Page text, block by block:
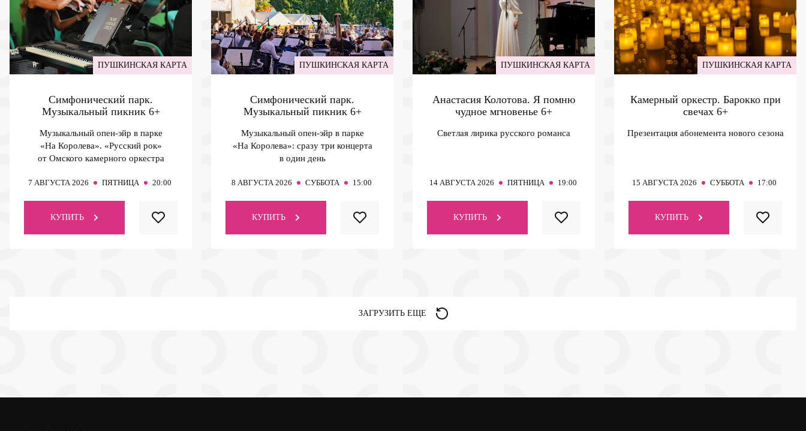
ПУШКИНСКАЯ КАРТА
Симфонический парк.
Музыкальный пикник 6+
Музыкальный опен-эйр в парке
«На Королева». «Русский рок»
от Омского камерного оркестра
7 АВГУСТА 2026 ПЯТНИЦА 20:00
КУПИТЬ
ПУШКИНСКАЯ КАРТА
Симфонический парк.
Музыкальный пикник 6+
Музыкальный опен-эйр в парке
«На Королева»: сразу три концерта
в один день
8 АВГУСТА 2026 СУББОТА 15:00
КУПИТЬ
ПУШКИНСКАЯ КАРТА
Анастасия Колотова. Я помню
чудное мгновенье 6+
Светлая лирика русского романса
14 АВГУСТА 2026 ПЯТНИЦА 19:00
КУПИТЬ
ПУШКИНСКАЯ КАРТА
Камерный оркестр. Барокко при
свечах 6+
Презентация абонемента нового сезона
15 АВГУСТА 2026 СУББОТА 17:00
КУПИТЬ
ЗАГРУЗИТЬ ЕЩЕ